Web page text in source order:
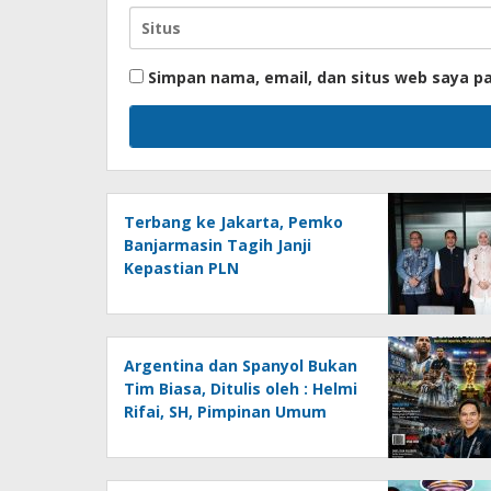
Simpan nama, email, dan situs web saya
Terbang ke Jakarta, Pemko
Banjarmasin Tagih Janji
Kepastian PLN
Argentina dan Spanyol Bukan
Tim Biasa, Ditulis oleh : Helmi
Rifai, SH, Pimpinan Umum
Kalseltenginfo.com